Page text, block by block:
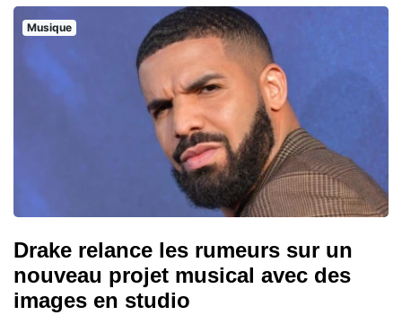
Musique
Drake relance les rumeurs sur un
nouveau projet musical avec des
images en studio